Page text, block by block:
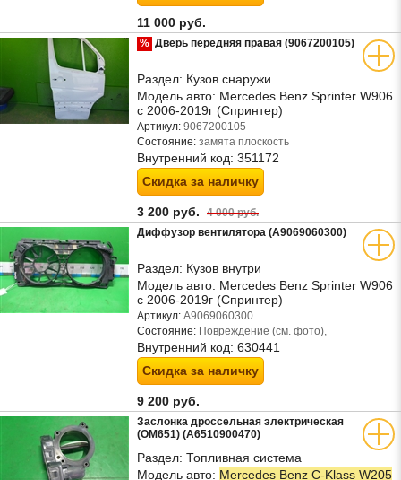
11 000 руб.
% Дверь передняя правая (9067200105)
Раздел: Кузов снаружи
Модель авто: Mercedes Benz Sprinter W906
с 2006-2019г (Спринтер)
Артикул: 9067200105
Состояние: замята плоскость
Внутренний код: 351172
Скидка за наличку
3 200 руб. 4 000 руб.
Диффузор вентилятора (A9069060300)
Раздел: Кузов внутри
Модель авто: Mercedes Benz Sprinter W906
с 2006-2019г (Спринтер)
Артикул: A9069060300
Состояние: Повреждение (см. фото),
Внутренний код: 630441
Скидка за наличку
9 200 руб.
Заслонка дроссельная электрическая
(OM651) (A6510900470)
Раздел: Топливная система
Модель авто: Mercedes Benz C-Klass W205